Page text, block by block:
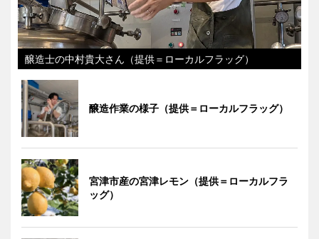
醸造士の中村貴大さん（提供＝ローカルフラッグ）
醸造作業の様子（提供＝ローカルフラッグ）
宮津市産の宮津レモン（提供＝ローカルフラ
ッグ）